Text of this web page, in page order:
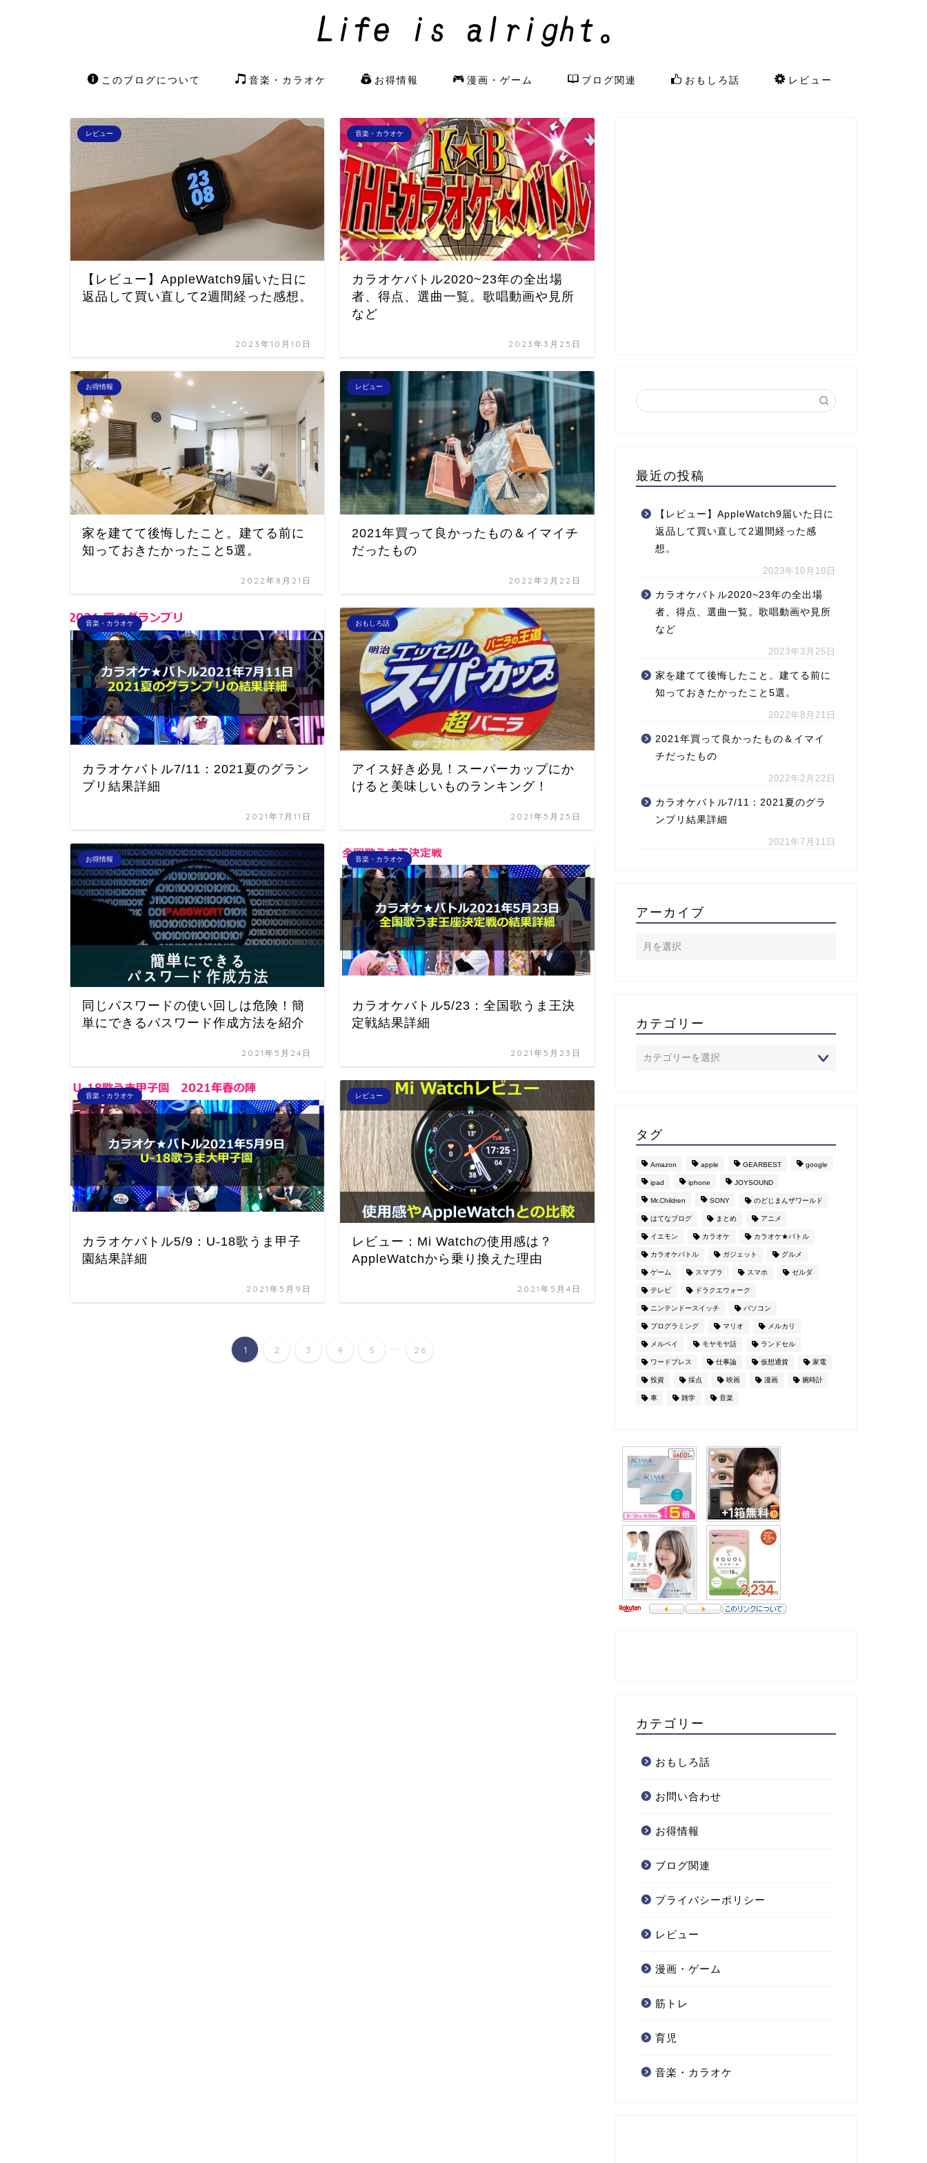
このブログについて 音楽・カラオケ お得情報 漫画・ゲーム ブログ関連 おもしろ話 レビュー
レビュー
【レビュー】AppleWatch9届いた日に
返品して買い直して2週間経った感想。
2023年10月10日
音楽・カラオケ
カラオケバトル2020~23年の全出場
者、得点、選曲一覧。歌唱動画や見所
など
2023年3月25日
お得情報
家を建てて後悔したこと。建てる前に
知っておきたかったこと5選。
2022年8月21日
レビュー
2021年買って良かったもの＆イマイチ
だったもの
2022年2月22日
音楽・カラオケ
カラオケバトル7/11：2021夏のグラン
プリ結果詳細
2021年7月11日
おもしろ話
アイス好き必見！スーパーカップにか
けると美味しいものランキング！
2021年5月25日
お得情報
同じパスワードの使い回しは危険！簡
単にできるパスワード作成方法を紹介
2021年5月24日
音楽・カラオケ
カラオケバトル5/23：全国歌うま王決
定戦結果詳細
2021年5月23日
音楽・カラオケ
カラオケバトル5/9：U-18歌うま甲子
園結果詳細
2021年5月9日
レビュー
レビュー：Mi Watchの使用感は？
AppleWatchから乗り換えた理由
2021年5月4日
1 2 3 4 5 ... 26
最近の投稿
【レビュー】AppleWatch9届いた日に
返品して買い直して2週間経った感
想。
2023年10月10日
カラオケバトル2020~23年の全出場
者、得点、選曲一覧。歌唱動画や見所
など
2023年3月25日
家を建てて後悔したこと。建てる前に
知っておきたかったこと5選。
2022年8月21日
2021年買って良かったもの＆イマイ
チだったもの
2022年2月22日
カラオケバトル7/11：2021夏のグラ
ンプリ結果詳細
2021年7月11日
アーカイブ
カテゴリー
タグ
Amazon apple GEARBEST google
ipad iphone JOYSOUND
Mr.Children SONY のどじまんザワールド
はてなブログ まとめ アニメ
イエモン カラオケ カラオケ★バトル
カラオケバトル ガジェット グルメ
ゲーム スマブラ スマホ ゼルダ
テレビ ドラクエウォーク
ニンテンドースイッチ パソコン
プログラミング マリオ メルカリ
メルペイ モヤモヤ話 ランドセル
ワードプレス 仕事論 仮想通貨 家電
投資 採点 映画 漫画 腕時計
車 雑学 音楽
カテゴリー
おもしろ話
お問い合わせ
お得情報
ブログ関連
プライバシーポリシー
レビュー
漫画・ゲーム
筋トレ
育児
音楽・カラオケ